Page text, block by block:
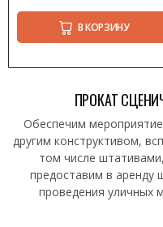
В КОРЗИНУ
ПРОКАТ
Обеспечим
другим конструктивом,
том числе
предоставим в
проведения уличных